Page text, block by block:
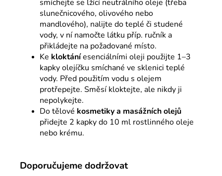
smíchejte se lžící neutrálního oleje (třeba
slunečnicového, olivového nebo
mandlového), nalijte do teplé či studené
vody, v ní namočte látku příp. ručník a
přikládejte na požadované místo.
Ke kloktáníesenciálními oleji použijte 1–3
kapky olejíčku smíchané ve sklenici teplé
vody. Před použitím vodu s olejem
protřepejte. Směsí kloktejte, ale nikdy ji
nepolykejte.
Do tělové kosmetiky a masážních olejů
přidejte 2 kapky do 10 ml rostlinného oleje
nebo krému.
Doporučujeme dodržovat